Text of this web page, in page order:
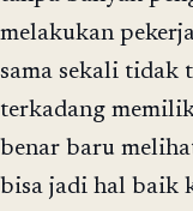
melakukan
sama sekali tidak
terkadang
benar baru
bisa jadi hal baik